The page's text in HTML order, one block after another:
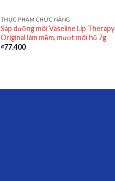
THỰC PHẨM CHỨC NĂNG
Sáp dưỡng môi Vaseline Lip Therapy
Original làm mềm, mượt môi hũ 7g
₫77.400